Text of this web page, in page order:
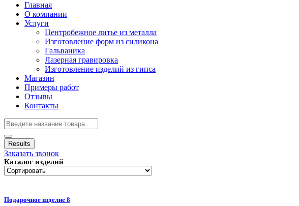
Главная
О компании
Услуги
Центробежное литье из металла
Изготовление форм из силикона
Гальваника
Лазерная гравировка
Изготовление изделий из гипса
Магазин
Примеры работ
Отзывы
Контакты
Results
Заказать звонок
Каталог изделий
Подарочное изделие 8